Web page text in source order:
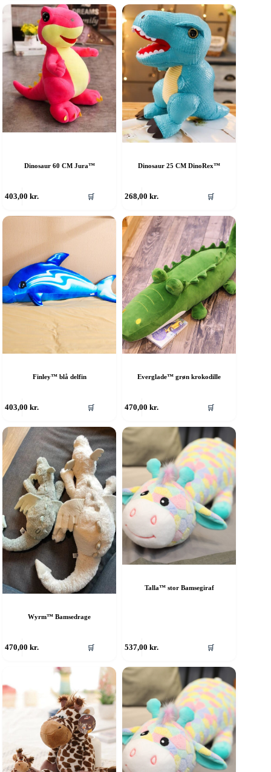
Dinosaur 60 CM Jura™
403,00kr. 🛒
Dinosaur 25 CM DinoRex™
268,00kr. 🛒
Finley™ blå delfin
403,00kr. 🛒
Everglade™ grøn krokodille
470,00kr. 🛒
Wyrm™ Bamsedrage
470,00kr. 🛒
Talla™ stor Bamsegiraf
537,00kr. 🛒